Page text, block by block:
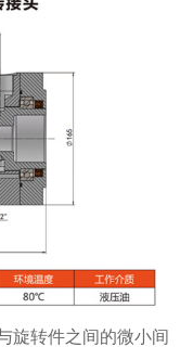
旋转件之间的微小间